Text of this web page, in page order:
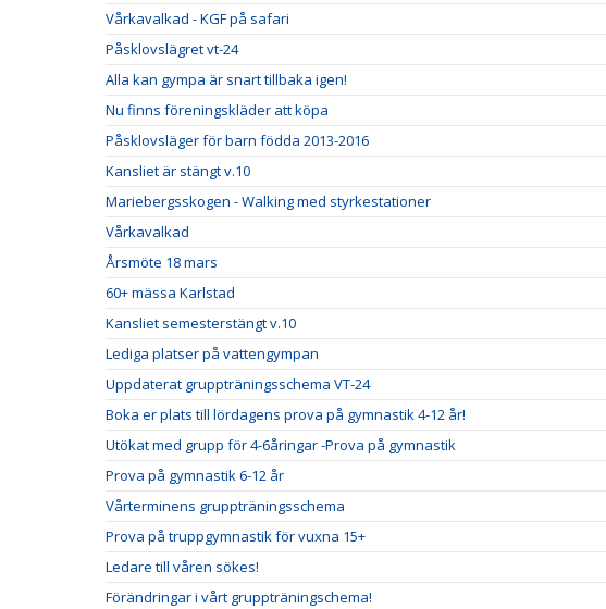
Vårkavalkad - KGF på safari
Påsklovslägret vt-24
Alla kan gympa är snart tillbaka igen!
Nu finns föreningskläder att köpa
Påsklovsläger för barn födda 2013-2016
Kansliet är stängt v.10
Mariebergsskogen - Walking med styrkestationer
Vårkavalkad
Årsmöte 18 mars
60+ mässa Karlstad
Kansliet semesterstängt v.10
Lediga platser på vattengympan
Uppdaterat gruppträningsschema VT-24
Boka er plats till lördagens prova på gymnastik 4-12 år!
Utökat med grupp för 4-6åringar -Prova på gymnastik
Prova på gymnastik 6-12 år
Vårterminens gruppträningsschema
Prova på truppgymnastik för vuxna 15+
Ledare till våren sökes!
Förändringar i vårt gruppträningschema!